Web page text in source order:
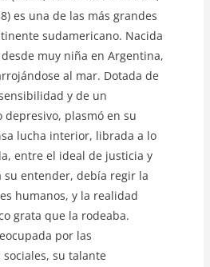
es una de las más grandes
sudamericano. Nacida
muy niña en Argentina,
al mar. Dotada de
y de un
plasmó en su
lucha interior, librada a lo
entre el ideal de justicia y
su entender, debía regir la
humanos, y la realidad
grata que la rodeaba.
por las
su talante